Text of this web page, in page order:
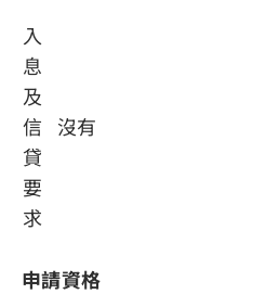
入
息
及
信
貸
要
求
沒有
申請資格